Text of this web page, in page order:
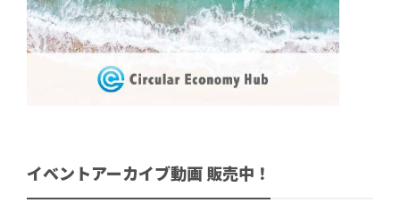
イベントアーカイブ動画 販売中！